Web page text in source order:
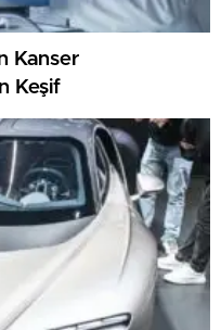
Kanser
Keşif